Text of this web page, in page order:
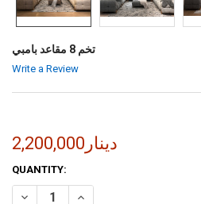
تخم 8 مقاعد بامبي
Write a Review
2,200,000دينار
CURRENT
STOCK:
QUANTITY: